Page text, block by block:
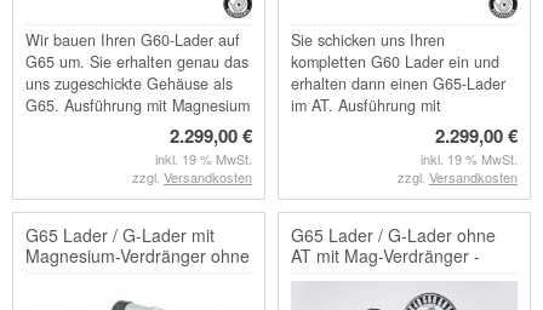
Wir bauen Ihren G60-Lader auf
G65 um. Sie erhalten genau das
uns zugeschickte Gehäuse als
G65. Ausführung mit Magnesium
2.299,00 €
inkl. 19 % MwSt.
zzgl. Versandkosten
Sie schicken uns Ihren
kompletten G60 Lader ein und
erhalten dann einen G65-Lader
im AT. Ausführung mit
Magnesium - Verdränger2.299,00 €
inkl. 19 % MwSt.
zzgl. Versandkosten
G65 Lader / G-Lader mit
Magnesium-Verdränger ohne
G65 Lader / G-Lader ohne
AT mit Mag-Verdränger -
Neues Gehäuse